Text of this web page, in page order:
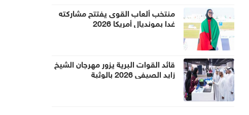
منتخب ألعاب القوى يفتتح مشاركته
غدا بمونديال أمريكا 2026
قائد القوات البرية يزور مهرجان الشيخ
زايد الصيفي 2026 بالوثبة